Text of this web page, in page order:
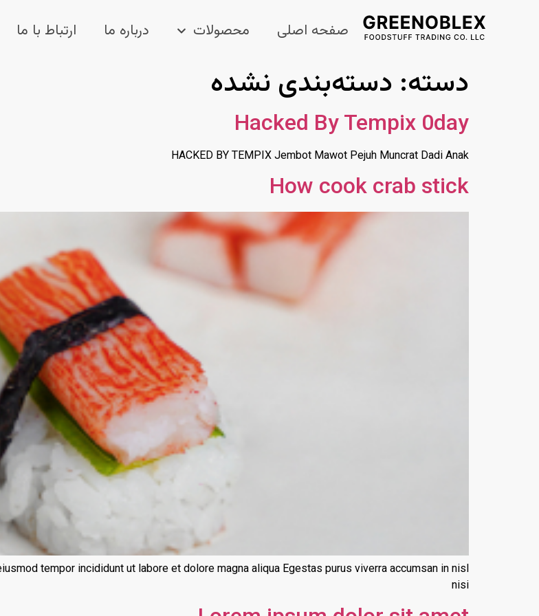
صفحه اصلی محصولات درباره ما ارتباط با ما
دسته: دسته‌بندی نشده
Hacked By Tempix 0day
HACKED BY TEMPIX Jembot Mawot Pejuh Muncrat Dadi Anak
How cook crab stick
tempor incididunt ut labore et dolore magna aliqua Egestas purus viverra accumsan in nisl
nisi